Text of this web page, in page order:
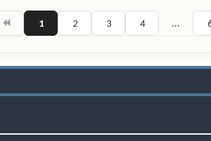
1 2 3 4 ...